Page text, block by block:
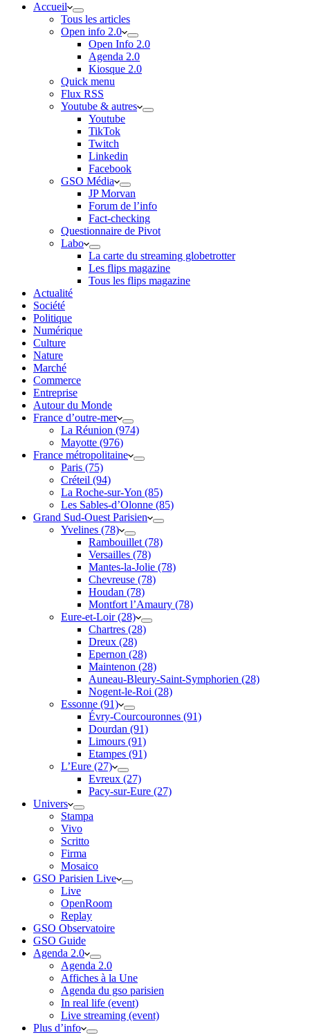
Accueil
Tous les articles
Open info 2.0
Open Info 2.0
Agenda 2.0
Kiosque 2.0
Quick menu
Flux RSS
Youtube & autres
Youtube
TikTok
Twitch
Linkedin
Facebook
GSO Média
JP Morvan
Forum de l’info
Fact-checking
Questionnaire de Pivot
Labo
La carte du streaming globetrotter
Les flips magazine
Tous les flips magazine
Actualité
Société
Politique
Numérique
Culture
Nature
Marché
Commerce
Entreprise
Autour du Monde
France d’outre-mer
La Réunion (974)
Mayotte (976)
France métropolitaine
Paris (75)
Créteil (94)
La Roche-sur-Yon (85)
Les Sables-d’Olonne (85)
Grand Sud-Ouest Parisien
Yvelines (78)
Rambouillet (78)
Versailles (78)
Mantes-la-Jolie (78)
Chevreuse (78)
Houdan (78)
Montfort l’Amaury (78)
Eure-et-Loir (28)
Chartres (28)
Dreux (28)
Epernon (28)
Maintenon (28)
Auneau-Bleury-Saint-Symphorien (28)
Nogent-le-Roi (28)
Essonne (91)
Évry-Courcouronnes (91)
Dourdan (91)
Limours (91)
Etampes (91)
L’Eure (27)
Evreux (27)
Pacy-sur-Eure (27)
Univers
Stampa
Vivo
Scritto
Firma
Mosaico
GSO Parisien Live
Live
OpenRoom
Replay
GSO Observatoire
GSO Guide
Agenda 2.0
Agenda 2.0
Affiches à la Une
Agenda du gso parisien
In real life (event)
Live streaming (event)
Plus d’info